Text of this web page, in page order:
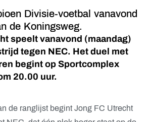
Divisie-voetbal vanavond
de Koningsweg.
speelt vanavond (maandag)
tegen NEC. Het duel met
begint op Sportcomplex
20.00 uur.
de ranglijst begint Jong FC Utrecht